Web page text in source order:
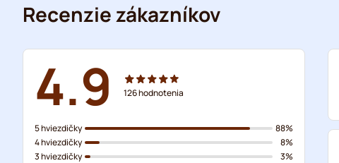
Recenzie zákazníkov
4.9 126hodnotenia
5 hviezdičky
4 hviezdičky
3 hviezdičky
88%
8%
3%